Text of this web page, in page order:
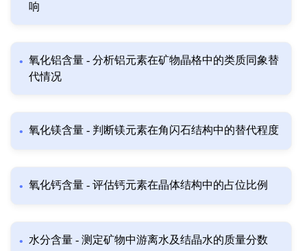
响
氧化铝含量 - 分析铝元素在矿物晶格中的类质同象替
代情况
氧化镁含量 - 判断镁元素在角闪石结构中的替代程度
氧化钙含量 - 评估钙元素在晶体结构中的占位比例
水分含量 - 测定矿物中游离水及结晶水的质量分数